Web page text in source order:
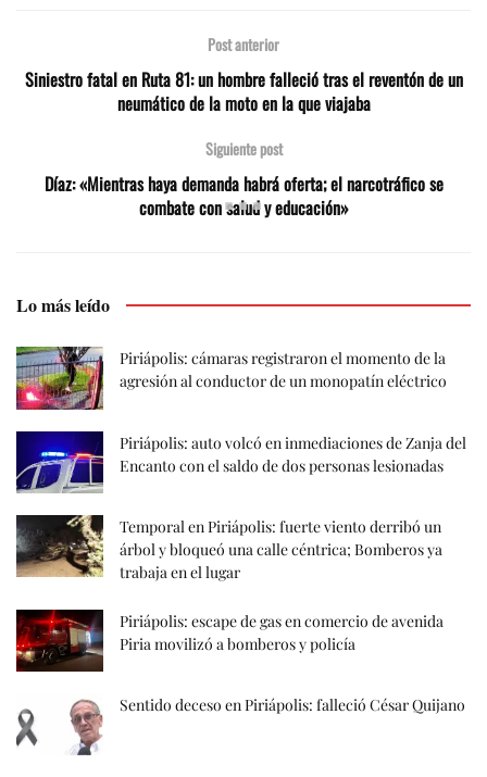
Post anterior
Siniestro fatal en Ruta 81: un hombre falleció tras el reventón de un
neumático de la moto en la que viajaba
Siguiente post
Díaz: «Mientras haya demanda habrá oferta; el narcotráfico se
combate con salud y educación»
Lo más leído
Piriápolis: cámaras registraron el momento de la
agresión al conductor de un monopatín eléctrico
Piriápolis: auto volcó en inmediaciones de Zanja del
Encanto con el saldo de dos personas lesionadas
Temporal en Piriápolis: fuerte viento derribó un
árbol y bloqueó una calle céntrica; Bomberos ya
trabaja en el lugar
Piriápolis: escape de gas en comercio de avenida
Piria movilizó a bomberos y policía
Sentido deceso en Piriápolis: falleció César Quijano